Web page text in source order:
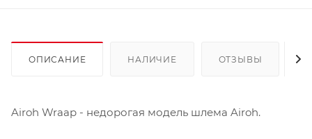
ОПИСАНИЕ НАЛИЧИЕ ОТЗЫВЫ
Airoh Wraap - недорогая модель шлема Airoh.